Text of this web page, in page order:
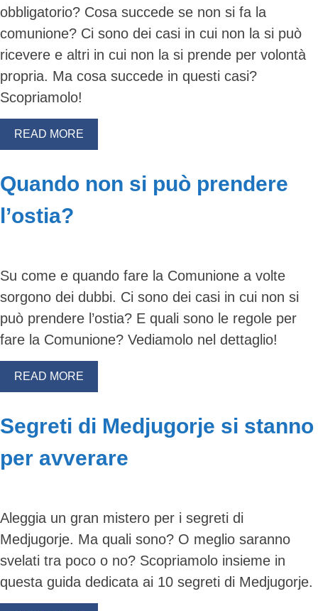
obbligatorio? Cosa succede se non si fa la
comunione? Ci sono dei casi in cui non la si può
ricevere e altri in cui non la si prende per volontà
propria. Ma cosa succede in questi casi?
Scopriamolo!
READ MORE
Quando non si può prendere
l’ostia?
Su come e quando fare la Comunione a volte
sorgono dei dubbi. Ci sono dei casi in cui non si
può prendere l’ostia? E quali sono le regole per
fare la Comunione? Vediamolo nel dettaglio!
READ MORE
Segreti di Medjugorje si stanno
per avverare
Aleggia un gran mistero per i segreti di
Medjugorje. Ma quali sono? O meglio saranno
svelati tra poco o no? Scopriamolo insieme in
questa guida dedicata ai 10 segreti di Medjugorje.